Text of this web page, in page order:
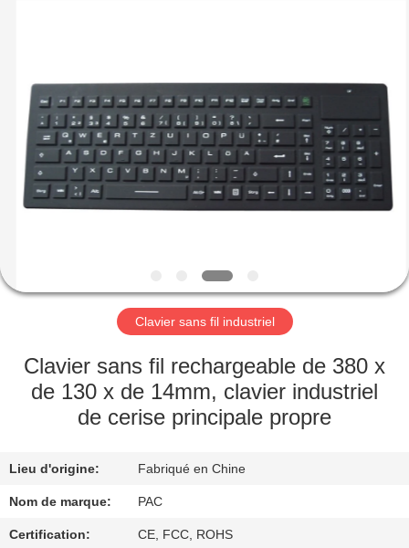
MAISON
PRODUITS
AU
DE
NOUS
VISITE
D'USINE
DE
QUALITÉ
industrialkeyboardmouse.com.
Reserved.
Clavier sans fil industriel
Clavier sans fil rechargeable de 380 x
de 130 x de 14mm, clavier industriel
de cerise principale propre
Lieu d'origine: Fabriqué en Chine
Nom de marque: PAC
Certification: CE, FCC, ROHS